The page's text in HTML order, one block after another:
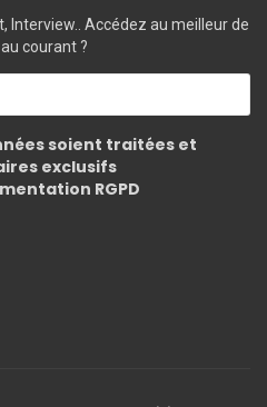
Interview.. Accédez au meilleur de
courant ?
soient traitées et
exclusifs
RGPD